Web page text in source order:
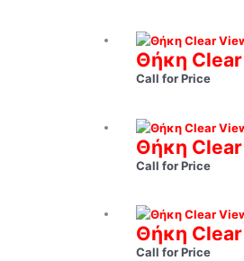
Θήκη Clear
Call for Price
Θήκη
Call for Price
Θήκη Clear
Call for Price